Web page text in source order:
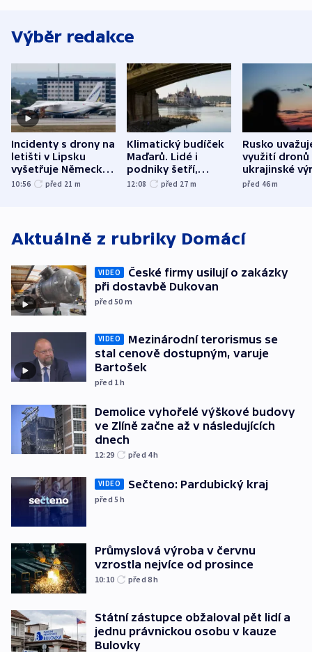
Výběr redakce
Incidenty s drony na
letišti v Lipsku
vyšetřuje Německo
jako úmyslný pokus
10:56 před 21 m
Klimatický budíček
Maďarů. Lidé i
podniky šetří,
omezuje se doprava
12:08 před 27 m
Rusko
využití dronů
ukrajinské
útokům v
před 46m
Aktuálně z rubriky Domácí
VIDEO
České firmy usilují o zakázky
při dostavbě Dukovan
před 50 m
VIDEO
Mezinárodní terorismus se
stal cenově dostupným, varuje
Bartošek
před 1h
Demolice vyhořelé výškové budovy
ve Zlíně začne až v následujících
dnech
12:29 před 4h
VIDEO Sečteno: Pardubický kraj
před 5h
Průmyslová výroba v červnu
vzrostla nejvíce od prosince
10:10 před 8h
Státní zástupce obžaloval pět lidí a
jednu právnickou osobu v kauze
Bulovky